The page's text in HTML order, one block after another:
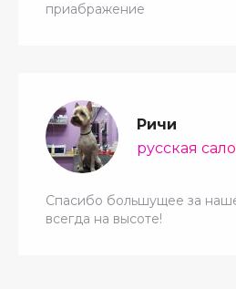
приабражение
Ричи
русская
Спасибо большущее за
всегда на высоте!